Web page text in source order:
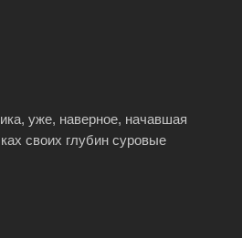
уже, наверное, начавшая
своих глубин суровые